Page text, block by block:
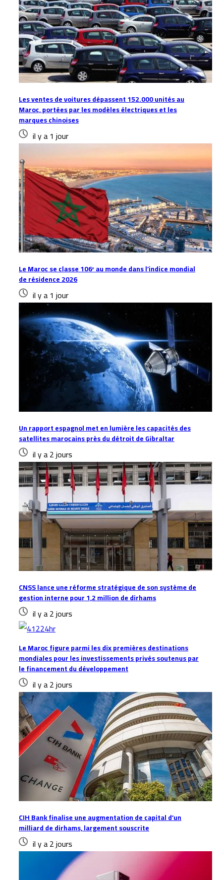
Les ventes de voitures dépassent 152.000 unités au
Maroc, portées par les modèles électriques et les
marques chinoises
il y a 1 jour
Le Maroc se classe 106ᵉ au monde dans l’indice mondial
de résidence 2026
il y a 1 jour
Un rapport espagnol met en lumière les capacités des
satellites marocains près du détroit de Gibraltar
il y a 2 jours
CNSS lance une réforme stratégique de son système de
gestion interne pour 1,2 million de dirhams
il y a 2 jours
Le Maroc figure parmi les dix premières destinations
mondiales pour les investissements privés soutenus par
le financement du développement
il y a 2 jours
CIH Bank finalise une augmentation de capital d’un
milliard de dirhams, largement souscrite
il y a 2 jours